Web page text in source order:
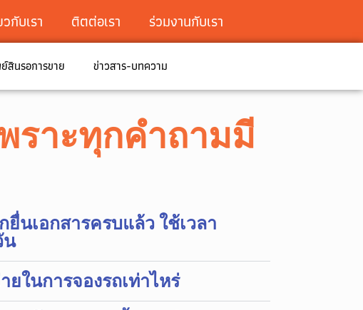
กับเรา ติตต่อเรา ร่วมงานกับเรา
สินรอการขาย ข่าวสาร-บทความ
ราะทุกคำถามมี
ยื่นเอกสารครบแล้ว ใช้เวลา
น
ยในการจองรถเท่าไหร่